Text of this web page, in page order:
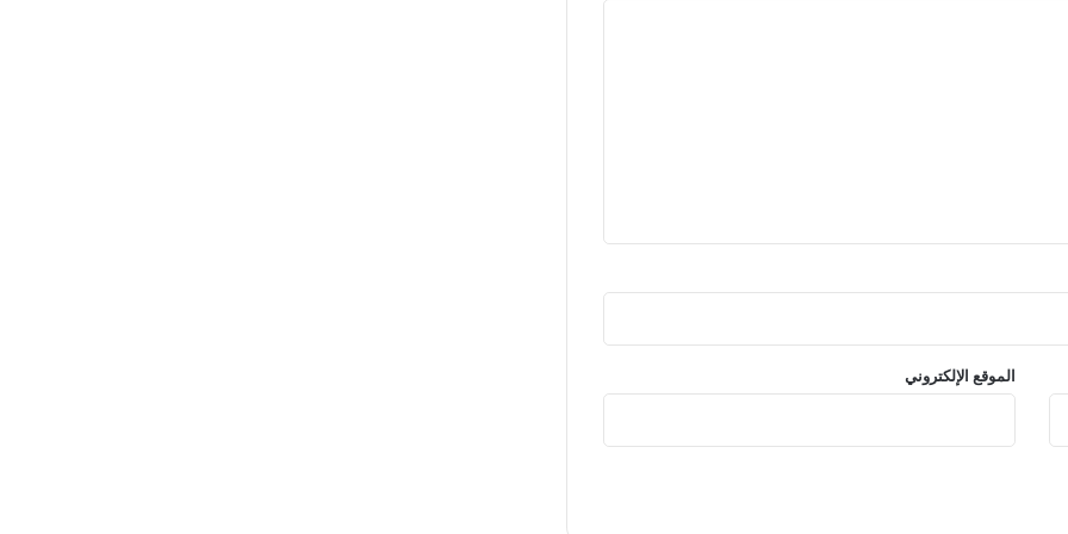
الموقع الإلكتروني